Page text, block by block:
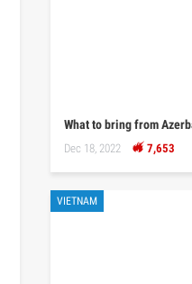
What to bring from
Dec 18, 2022 7,653
VIETNAM